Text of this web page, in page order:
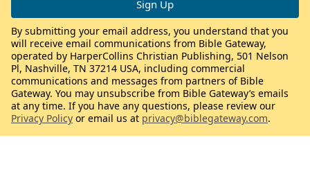
By submitting your email address, you understand that you
will receive email communications from Bible Gateway,
operated by HarperCollins Christian Publishing, 501 Nelson
Pl, Nashville, TN 37214 USA, including commercial
communications and messages from partners of Bible
Gateway. You may unsubscribe from Bible Gateway’s emails
at any time. If you have any questions, please review our
Privacy Policy or email us at privacy@biblegateway.com.